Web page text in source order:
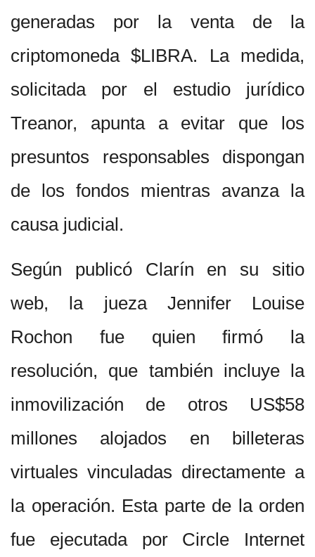
generadas por la venta de la
criptomoneda $LIBRA. La medida,
solicitada por el estudio jurídico
Treanor, apunta a evitar que los
presuntos responsables dispongan
de los fondos mientras avanza la
causa judicial.
Según publicó Clarín en su sitio
web, la jueza Jennifer Louise
Rochon fue quien firmó la
resolución, que también incluye la
inmovilización de otros US$58
millones alojados en billeteras
virtuales vinculadas directamente a
la operación. Esta parte de la orden
fue ejecutada por Circle Internet